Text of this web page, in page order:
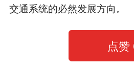
交通系统的必然发展方向。
点赞